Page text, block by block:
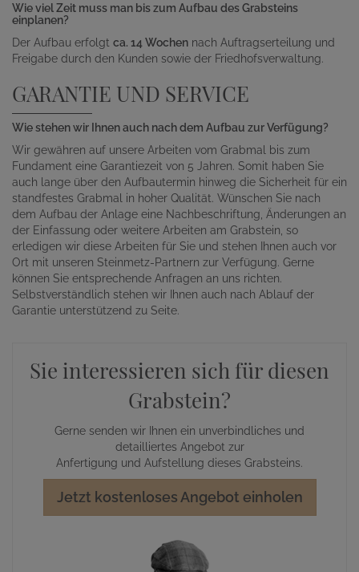
Wie viel Zeit muss man bis zum Aufbau des Grabsteins
einplanen?
Der Aufbau erfolgt ca. 14 Wochen nach Auftragserteilung und
Freigabe durch den Kunden sowie der Friedhofsverwaltung.
GARANTIE UND SERVICE
Wie stehen wir Ihnen auch nach dem Aufbau zur Verfügung?
Wir gewähren auf unsere Arbeiten vom Grabmal bis zum
Fundament eine Garantiezeit von 5 Jahren. Somit haben Sie
auch lange über den Aufbautermin hinweg die Sicherheit für ein
standfestes Grabmal in hoher Qualität. Wünschen Sie nach
dem Aufbau der Anlage eine Nachbeschriftung, Änderungen an
der Einfassung oder weitere Arbeiten am Grabstein, so
erledigen wir diese Arbeiten für Sie und stehen Ihnen auch vor
Ort mit unseren Steinmetz-Partnern zur Verfügung. Gerne
können Sie entsprechende Anfragen an uns richten.
Selbstverständlich stehen wir Ihnen auch nach Ablauf der
Garantie unterstützend zu Seite.
Sie interessieren sich für diesen
Grabstein?
Gerne senden wir Ihnen ein unverbindliches und
detailliertes Angebot zur
Anfertigung und Aufstellung dieses Grabsteins.
Jetzt kostenloses Angebot einholen